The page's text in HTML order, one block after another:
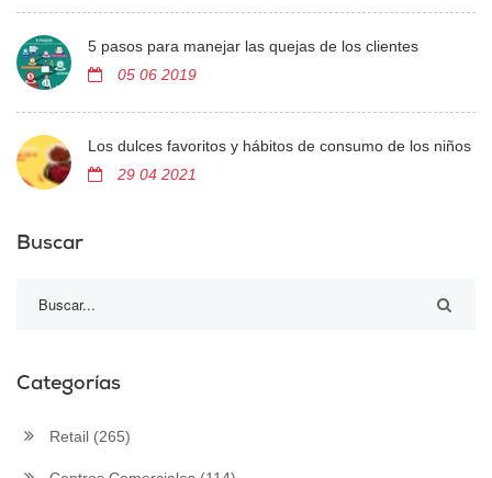
5 pasos para manejar las quejas de los clientes
05 06 2019
Los dulces favoritos y hábitos de consumo de los niños
29 04 2021
Buscar
Categorías
Retail (265)